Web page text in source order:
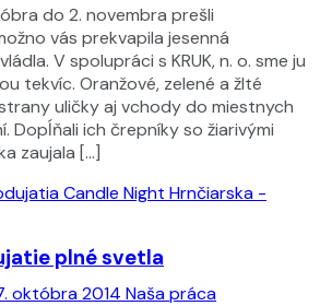
do 2. novembra prešli
vás prekvapila jesenná
V spolupráci s KRUK, n. o. sme ju
tekvíc. Oranžové, zelené a žlté
uličky aj vchody do miestnych
Dopĺňali ich črepníky so žiarivými
zaujala […]
októbra 2014 Naša práca
plné svetla